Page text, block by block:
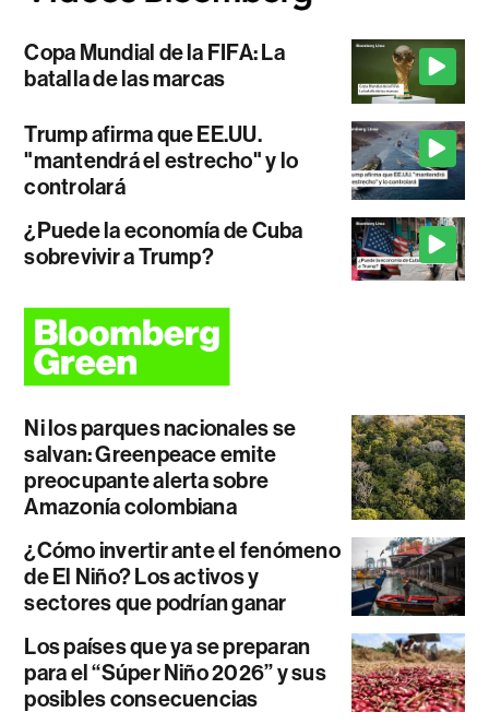
Copa Mundial de la FIFA: La
batalla de las marcas
Trump afirma que EE.UU.
"mantendrá el estrecho" y lo
controlará
¿Puede la economía de Cuba
sobrevivir a Trump?
Ni los parques nacionales se
salvan: Greenpeace emite
preocupante alerta sobre
Amazonía colombiana
¿Cómo invertir ante el fenómeno
de El Niño? Los activos y
sectores que podrían ganar
Los países que ya se preparan
para el “Súper Niño 2026” y sus
posibles consecuencias